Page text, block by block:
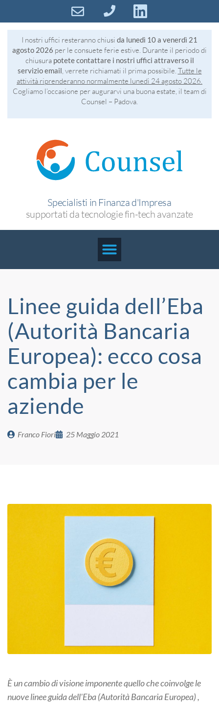
I nostri uffici resteranno chiusi da lunedì 10 a venerdì 21
agosto 2026 per le consuete ferie estive. Durante il periodo di
chiusura potete contattare i nostri uffici attraverso il
servizio email, verrete richiamati il prima possibile. Tutte le
attività riprenderanno normalmente lunedì 24 agosto 2026.
Cogliamo l’occasione per augurarvi una buona estate, il team di
Counsel – Padova.
Specialisti in Finanza d'Impresa
supportati da tecnologie fin-tech avanzate
Linee guida dell’Eba
(Autorità Bancaria
Europea): ecco cosa
cambia per le
aziende
Franco Fiori 25 Maggio 2021
È un cambio di visione imponente quello che coinvolge le
nuove linee guida dell'Eba (Autorità Bancaria Europea) ,